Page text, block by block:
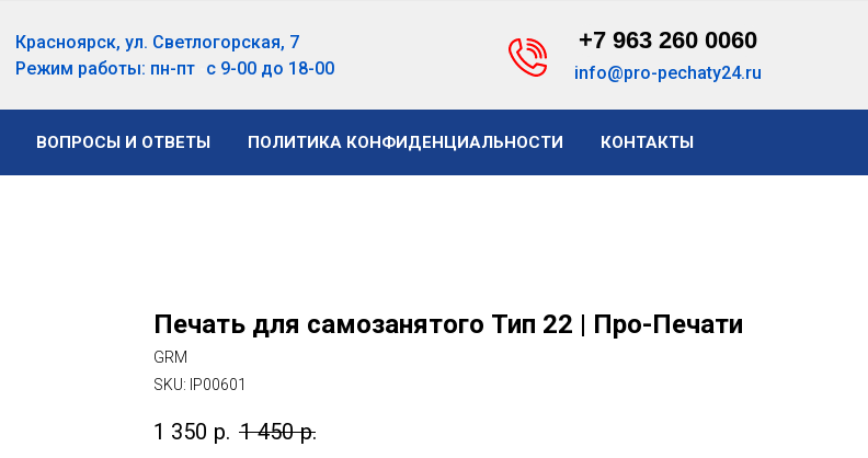
+7 963 260 0060
Красноярск, ул. Светлогорская, 7
Режим работы: пн-пт с 9-00 до 18-00 info@pro-pechaty24.ru
ВОПРОСЫ И ОТВЕТЫ ПОЛИТИКА КОНФИДЕНЦИАЛЬНОСТИ КОНТАКТЫ
Печать для самозанятого Тип 22 | Про-Печати
GRM
SKU: IP00601
1 350 р. 1 450 р.